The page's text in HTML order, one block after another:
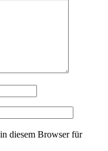
diesem Browser für